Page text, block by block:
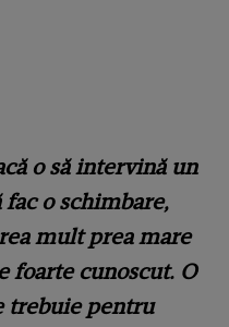
o să intervină un
o schimbare,
mult prea mare
foarte cunoscut. O
trebuie pentru